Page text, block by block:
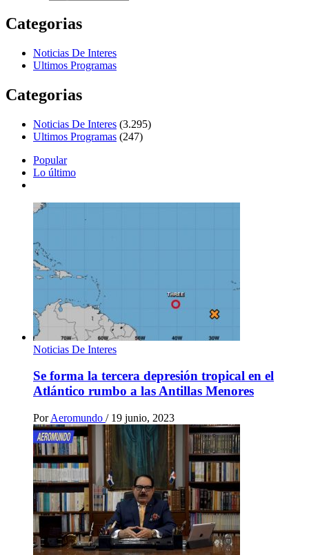
Categorias
Noticias De Interes
Ultimos Programas
Categorias
Noticias De Interes (3.295)
Ultimos Programas (247)
Popular
Lo último
Noticias De Interes
Se forma la tercera depresión tropical en el
Atlántico rumbo a las Antillas Menores
Por Aeromundo / 19 junio, 2023